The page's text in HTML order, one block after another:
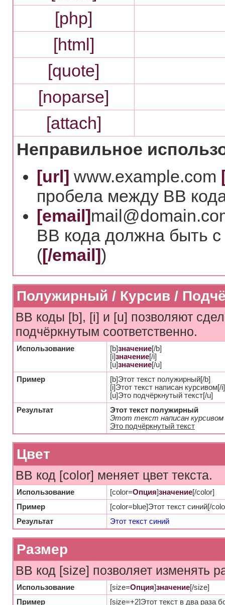
[php]
[html]
[quote]
[noparse]
[attach]
Неправильное
[url] www.example.com
пробела между BB
[email]
BB кода должна быть
([/email])
Полужирный / Курсив /
BB коды [b], [i] и [u] позволяют
подчёркнутым соответственно.
Использование [b]значение[/b]
[i]значение[/i]
[u]значение[/u]
Пример
[b]Этот текст полужирный[/b]
[i]Этот текст написан курсивом[/i]
[u]Это подчёркнутый текст[/u]
Результат
Этот текст полужирный
Этот текст написан курсивом
Это подчёркнутый текст
Цвет
BB код [color] меняет цвет текста.
Использование [color=Опция]значение[/color]
Пример
[color=blue]Этот текст синий[/
Результат
Этот текст синий
Размер
BB код [size] позволяет изменять
Использование [size=Опция]значение[/size]
Пример
[size=+2]Этот текст в два раза